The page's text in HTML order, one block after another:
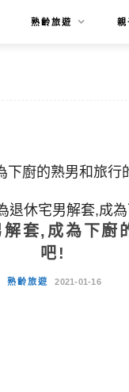
熟齡旅遊 親
退休宅男解套,成
套,成為下廚
吧!
熟齡旅遊 2021-01-16